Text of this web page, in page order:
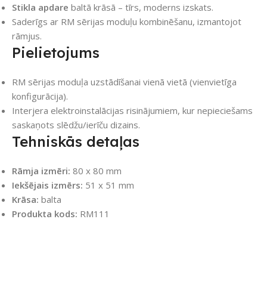
Stikla apdare baltā krāsā – tīrs, moderns izskats.
Saderīgs ar RM sērijas moduļu kombinēšanu, izmantojot
rāmjus.
Pielietojums
RM sērijas moduļa uzstādīšanai vienā vietā (vienvietīga
konfigurācija).
Interjera elektroinstalācijas risinājumiem, kur nepieciešams
saskaņots slēdžu/ierīču dizains.
Tehniskās detaļas
Rāmja izmēri: 80 x 80 mm
Iekšējais izmērs: 51 x 51 mm
Krāsa: balta
Produkta kods: RM111